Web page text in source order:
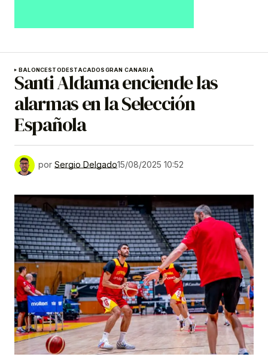
BALONCESTODESTACADOSGRAN CANARIA
Santi Aldama enciende las
alarmas en la Selección
Española
por Sergio Delgado15/08/2025 10:52